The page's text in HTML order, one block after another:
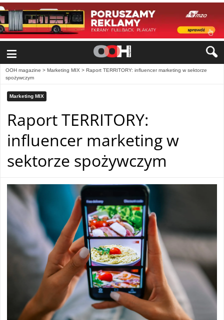
≡
OOH magazine > Marketing MIX > Raport TERRITORY: influencer marketing w sektorze
spożywczym
Marketing MIX
Raport TERRITORY:
influencer marketing w
sektorze spożywczym